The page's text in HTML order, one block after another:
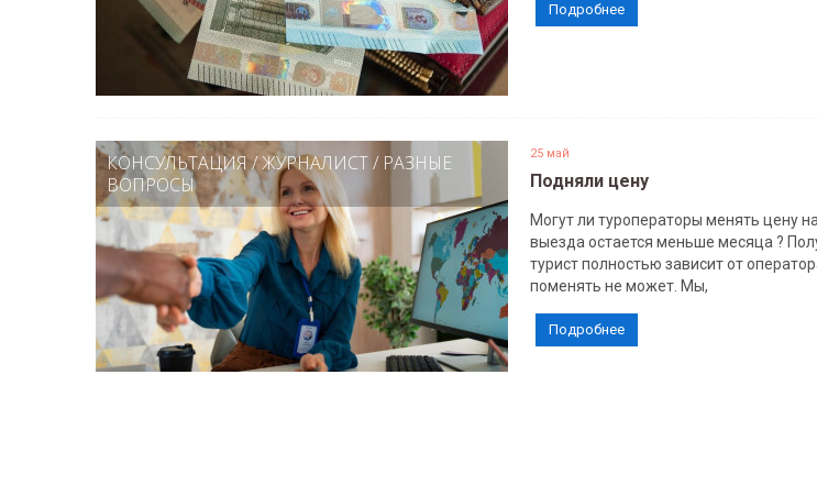
Подробнее
КОНСУЛЬТАЦИЯ/ЖУРНАЛИСТ/ РАЗНЫЕ
ВОПРОСЫ
25 май
Подняли цену
Могут ли туроператоры менять цену
выезда остается меньше месяца ?
турист полностью зависит от
поменять не может. Мы,
Подробнее